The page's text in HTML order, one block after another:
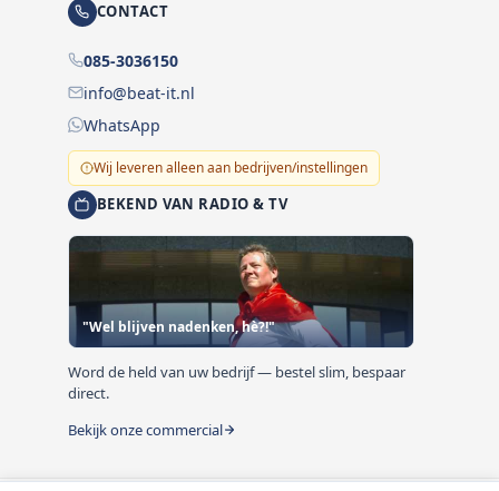
CONTACT
085-3036150
info@beat-it.nl
WhatsApp
Wij leveren alleen aan bedrijven/instellingen
BEKEND VAN RADIO & TV
"Wel blijven nadenken, hè?!"
Word de held van uw bedrijf — bestel slim, bespaar
direct.
Bekijk onze commercial